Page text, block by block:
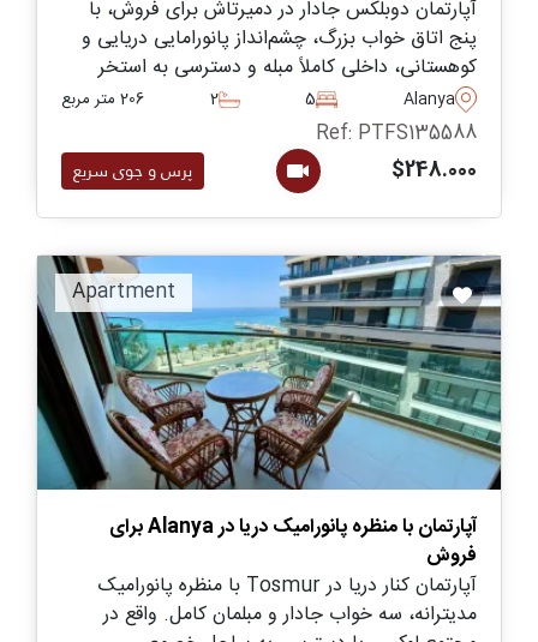
آپارتمان دوبلکس جادار در دمیرتاش برای فروش، با
پنج اتاق خواب بزرگ، چشم‌انداز پانورامایی دریایی و
کوهستانی، داخلی کاملاً مبله و دسترسی به استخر
مشترک در محیطی ساحلی و آرام.
Alanya
5
2 206 متر مربع
Ref: PTFS135588
$248.000 پرس و جوی سریع
Apartment
Recommended
آپارتمان با منظره پانورامیک دریا در Alanya برای
فروش
آپارتمان کنار دریا در Tosmur با منظره پانورامیک
مدیترانه، سه خواب جادار و مبلمان کامل. واقع در